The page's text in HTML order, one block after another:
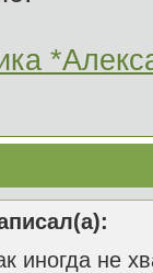
иногда не